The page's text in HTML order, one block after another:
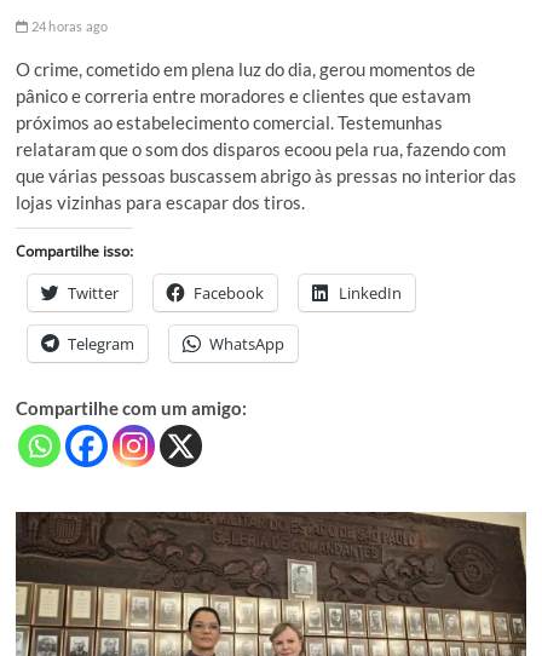
24 horas ago
O crime, cometido em plena luz do dia, gerou momentos de
pânico e correria entre moradores e clientes que estavam
próximos ao estabelecimento comercial. Testemunhas
relataram que o som dos disparos ecoou pela rua, fazendo com
que várias pessoas buscassem abrigo às pressas no interior das
lojas vizinhas para escapar dos tiros.
Compartilhe isso:
Twitter Facebook LinkedIn
Telegram WhatsApp
Compartilhe com um amigo: